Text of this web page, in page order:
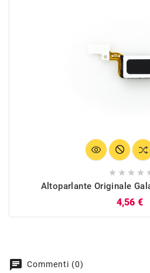
   
Altoparlante Originale
4,56 €
chat Commenti (0)